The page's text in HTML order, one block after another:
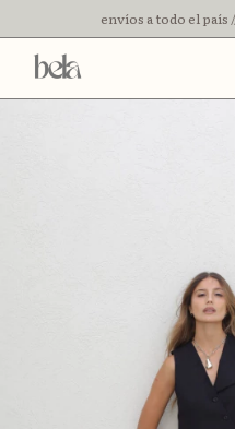
envíos a todo el país
3 cuotas sin interes